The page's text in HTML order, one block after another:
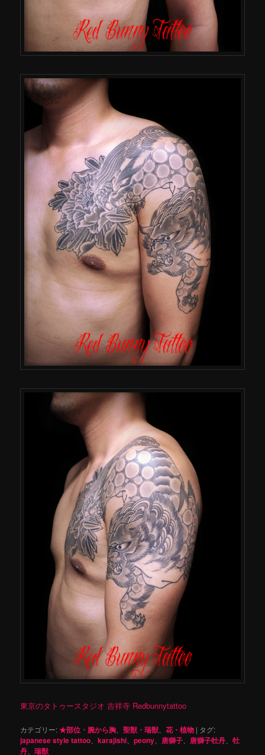
東京のタトゥースタジオ 吉祥寺 Redbunnytattoo
カテゴリー:★部位・腕から胸 、聖獣・瑞獣 、花・植物 | タグ:
japanese style tattoo 、karajishi 、peony 唐獅子 唐獅子牡丹 、牡
丹 、瑞獣